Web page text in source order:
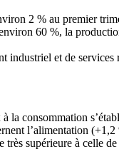
2 % au premier
60 %, la
industriel et de
la consommation
l’alimentation
très supérieure à celle